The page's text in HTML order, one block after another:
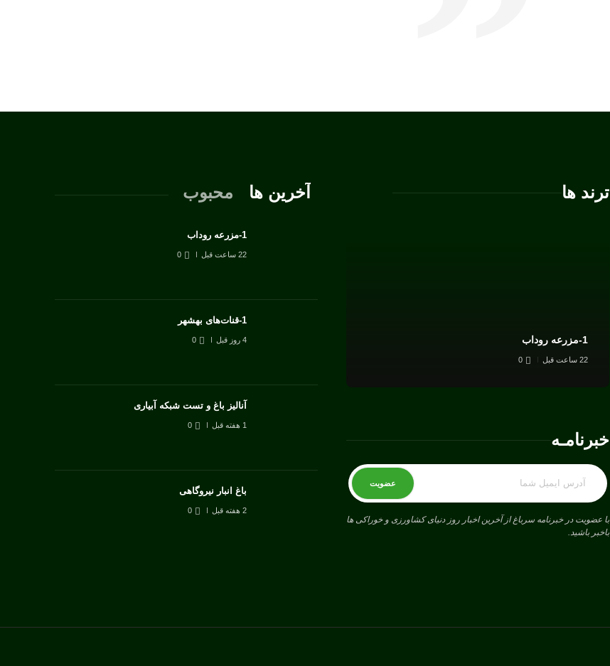
ترند ها
1-مزرعه روداب
22 ساعت قبل 0
خبرنامـه
با عضویت در خبرنامه سرباغ از آخرین اخبار روز دنیای کشاورزی و خوراکی ها
باخبر باشید.
آخرین ها محبوب
1-مزرعه روداب
22 ساعت قبل 0
1-قنات‌های بهشهر
4 روز قبل 0
آنالیز باغ و تست شبکه آبیاری
1 هفته قبل 0
باغ انبار نیروگاهی
2 هفته قبل 0